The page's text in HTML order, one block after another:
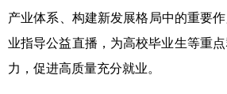
产业体系、构建新发展格局中的重要
业指导公益直播，为高校毕业生等重
力，促进高质量充分就业。